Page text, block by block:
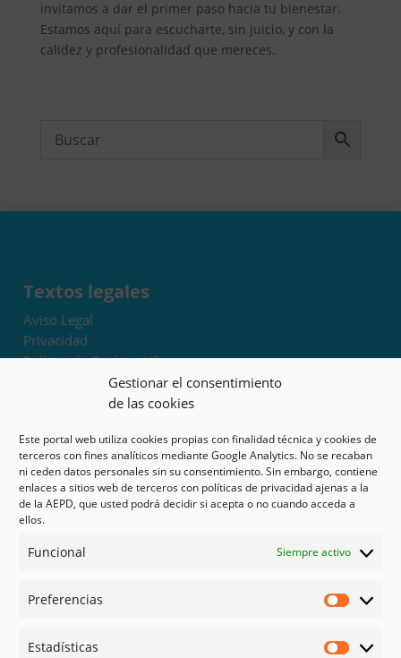
Gestionar el consentimiento
de las cookies
Este portal web utiliza cookies propias con finalidad técnica y cookies de
terceros con fines analíticos mediante Google Analytics. No se recaban
ni ceden datos personales sin su consentimiento. Sin embargo, contiene
enlaces a sitios web de terceros con políticas de privacidad ajenas a la
de la AEPD, que usted podrá decidir si acepta o no cuando acceda a
ellos.
Funcional Siempre activo
Preferencias
Estadísticas
invitamos a dar el primer paso hacia tu bienestar.
Estamos aquí para escucharte, sin juicio, y con la
calidez y profesionalidad que mereces.
Textos legales
Aviso Legal
Privacidad
Política de Cookies UE
Términos y condiciones
Exoneración de responsabilidad
Mapa del sitio
Mi cuenta
Tienda
Psicología en Murcia
Guías
Redes sociales
Instagram